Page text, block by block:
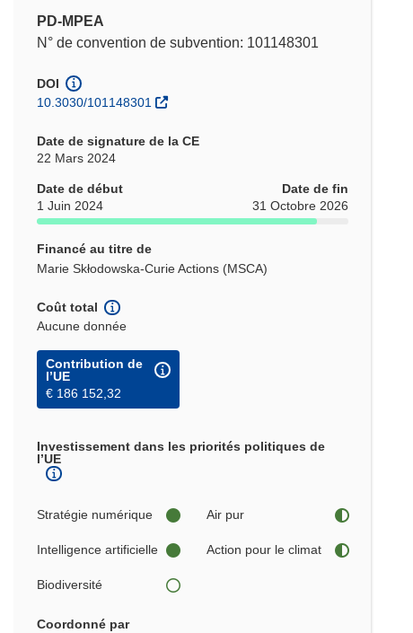
PD-MPEA
N° de convention de subvention: 101148301
DOI
10.3030/101148301
Date de signature de la CE
22 Mars 2024
Date de début
1 Juin 2024
Date de fin
31 Octobre 2026
Financé au titre de
Marie Skłodowska-Curie Actions (MSCA)
Coût total
Aucune donnée
Contribution de
l’UE
€ 186 152,32
Investissement dans les priorités politiques de
l’UE
Stratégie numérique Air pur
Intelligence artificielle Action pour le climat
Biodiversité
Coordonné par